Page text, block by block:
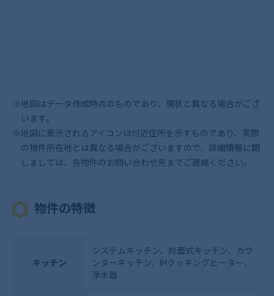
※地図はデータ作成時点のものであり、現状と異なる場合がござ
います。
※地図に表示されるアイコンは付近住所を示すものであり、実際
の物件所在地とは異なる場合がございますので、詳細情報に関
しましては、各物件のお問い合わせ先までご連絡ください。
物件の特徴
キッチン
システムキッチン、対面式キッチン、カウ
ンターキッチン、IHクッキングヒーター、
浄水器